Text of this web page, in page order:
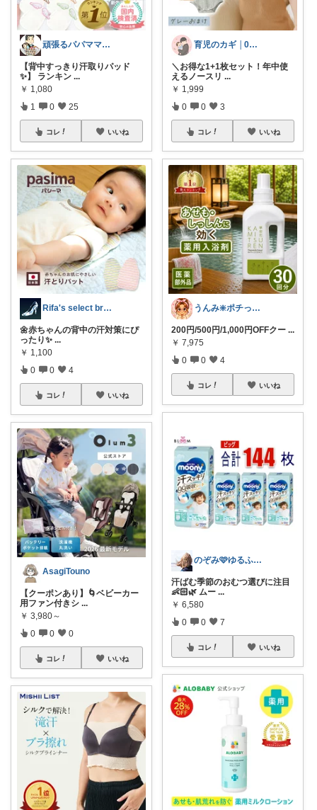
頑張るパパママ応援隊@育児・子供用品紹介
【背中すっきり汗取りパッド
✨】 ランキン ...
￥ 1,080
1 0 25
コレ いいね
Rifa's select branch
🌼赤ちゃんの背中の汗対策にぴ
ったり✨ ...
￥ 1,100
0 0 4
コレ いいね
AsagiTouno
【クーポンあり】🌀ベビーカー
用ファン付きシ ...
￥ 3,980～
0 0 0
コレ いいね
育児のカギ │0歳からの必須アイテム
＼お得な1+1枚セット！年中使
えるノースリ ...
￥ 1,999
0 0 3
コレ いいね
うんみ❇️ポチってくれてありがとう✨
200円/500円/1,000円OFFクー ...
￥ 7,975
0 0 4
コレ いいね
のぞみ🩷ゆるふわライフ
汗ばむ季節のおむつ選びに注目
👶🏻🌿 ムー ...
￥ 6,580
0 0 7
コレ いいね